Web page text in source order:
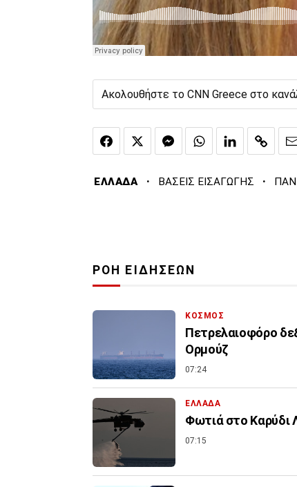
Ακολουθήστε το CNN Greece στο
ΕΛΛΑΔΑ · ΒΑΣΕΙΣ ΕΙΣΑΓΩΓΗΣ ·
ΡΟΗ ΕΙΔΗΣΕΩΝ
ΚΟΣΜΟΣ
Πετρελαιοφόρο
Ορμούζ
07:24
ΕΛΛΑΔΑ
Φωτιά στο Καρύδι
07:15